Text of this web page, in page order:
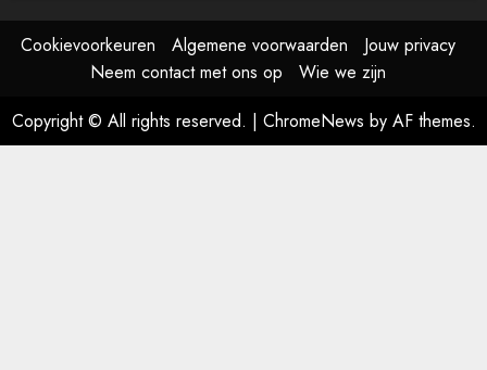
Cookievoorkeuren Algemene voorwaarden
Jouw privacy
Neem contact met ons op
Wie we zijn
Copyright © All rights reserved. | ChromeNews by AF themes.